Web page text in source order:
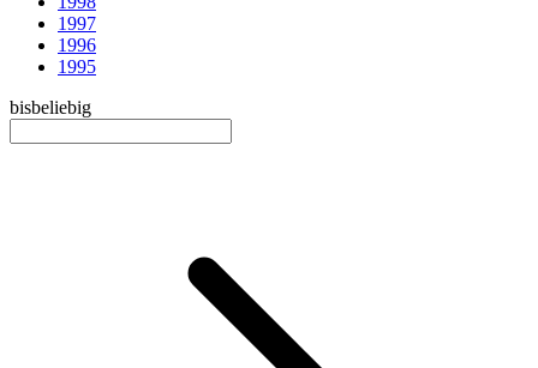
1997
1996
1995
bisbeliebig